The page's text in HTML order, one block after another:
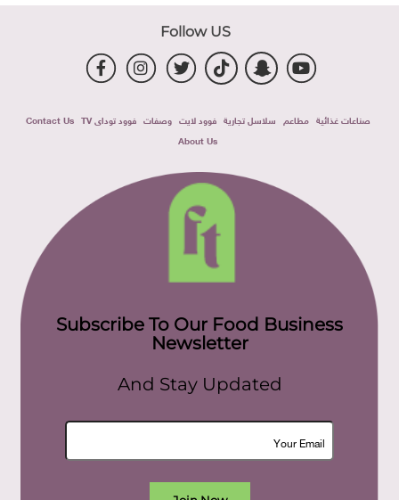
Follow US
صناعات غذائية مطاعم سلاسل تجارية فوود لايت وصفات فوود توداى TV
Contact Us
About Us
Subscribe To Our Food Business
Newsletter
And Stay Updated